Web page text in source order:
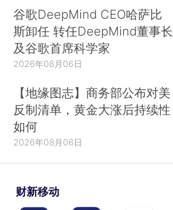
谷歌DeepMind CEO哈萨比
斯卸任 转任DeepMind董事长
及谷歌首席科学家
2026年08月06日
【地缘图志】商务部公布对美
反制清单，黄金大涨后持续性
如何
2026年08月06日
财新移动